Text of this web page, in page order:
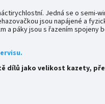
Jedná se o
jsou napájené a
a páky jsou s řazením spojeny
dílů jako velikost kazety,